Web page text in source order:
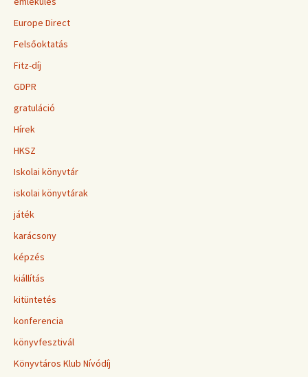
Europe Direct
Felsőoktatás
Fitz-díj
GDPR
gratuláció
Hírek
HKSZ
Iskolai könyvtár
iskolai könyvtárak
játék
karácsony
képzés
kiállítás
kitüntetés
konferencia
könyvfesztivál
Könyvtáros Klub Nívódíj